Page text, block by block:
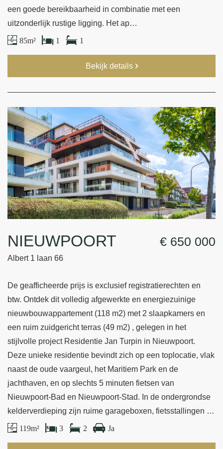
een goede bereikbaarheid in combinatie met een
uitzonderlijk rustige ligging. Het ap…
85 m² 1 1
Bekijk details
NIEUWPOORT
Albert 1 laan 66
€ 650 000
De geafficheerde prijs is exclusief registratierechten en
btw. Ontdek dit volledig afgewerkte en energiezuinige
nieuwbouwappartement (118 m2) met 2 slaapkamers en
een ruim zuidgericht terras (49 m2) , gelegen in het
stijlvolle project Residentie Jan Turpin in Nieuwpoort.
Deze unieke residentie bevindt zich op een toplocatie, vlak
naast de oude vaargeul, het Maritiem Park en de
jachthaven, en op slechts 5 minuten fietsen van
Nieuwpoort-Bad en Nieuwpoort-Stad. In de ondergrondse
kelderverdieping zijn ruime garageboxen, fietsstallingen …
119 m² 3 2 Ja